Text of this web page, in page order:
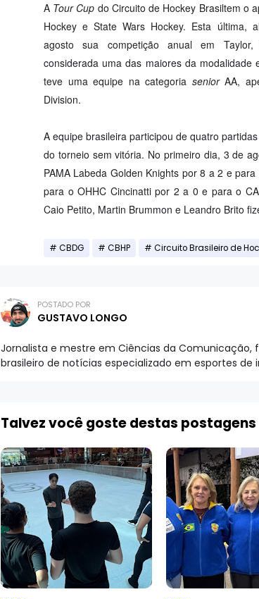
A Tour Cup do Circuito de Hockey Brasiltem o
Hockey e State Wars Hockey. Esta última,
agosto sua competição anual em
considerada uma das maiores da modalidade
teve uma equipe na categoria seniorAA,
Division.
A equipe brasileira participou de quatro
do torneio sem vitória. No primeiro dia, 3 de
PAMA Labeda Golden Knights por 8 a 2 e
para o OHHC Cincinatti por 2 a 0 e para o
Caio Petito, Martin Brummon e Leandro Brito
CBDG CBHP Circuito Brasileiro de
POSTADO POR
GUSTAVO LONGO
Jornalista e mestre em Ciências da Comunicação,
brasileiro de notícias especializado em esportes de
Talvez você goste destas postagens